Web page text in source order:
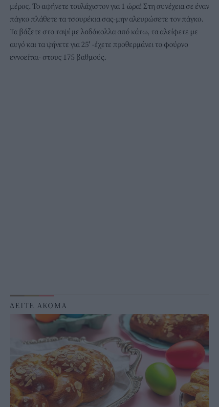
μέρος. Το αφήνετε τουλάχιστον για 1 ώρα! Στη συνέχεια σε έναν
πάγκο πλάθετε τα τσουρέκια σας-μην αλευρώσετε τον πάγκο.
Τα βάζετε στο ταψί με λαδόκολλα από κάτω, τα αλείφετε με
αυγό και τα ψήνετε για 25' -έχετε προθερμάνει το φούρνο
εννοείται- στους 175 βαθμούς.
ΔΕΙΤΕ ΑΚΟΜΑ